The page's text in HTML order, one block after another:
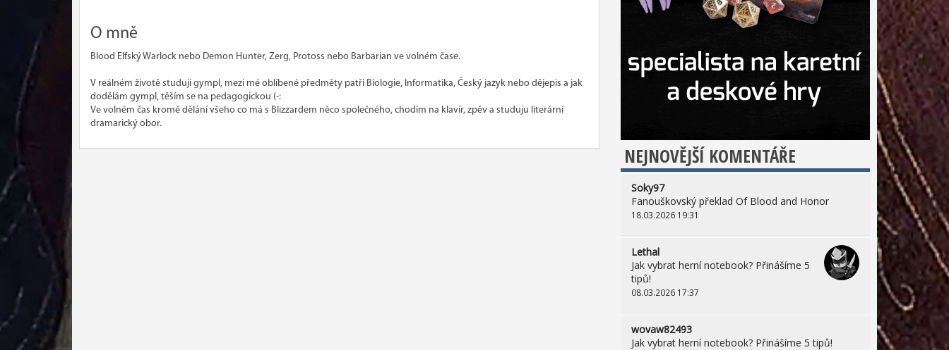
O mně
Blood Elfský Warlock nebo Demon Hunter, Zerg, Protoss nebo Barbarian ve volném čase.
V reálném životě studuji gympl, mezi mé oblíbené předměty patří Biologie, Informatika, Český jazyk nebo dějepis a jak
dodělám gympl, těším se na pedagogickou (-:
Ve volném čas kromě dělání všeho co má s Blizzardem něco společného, chodím na klavír, zpěv a studuju literární
dramarický obor.
NEJNOVĚJŠÍ KOMENTÁŘE
Soky97
Fanouškovský překlad Of Blood and Honor
18.03.2026 19:31
Lethal
Jak vybrat herní notebook? Přinášíme 5
tipů!
08.03.2026 17:37
wovaw82493
Jak vybrat herní notebook? Přinášíme 5 tipů!